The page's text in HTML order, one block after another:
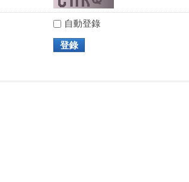
自動登錄
登錄